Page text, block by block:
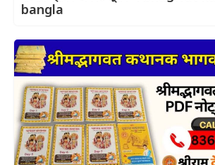
bangla